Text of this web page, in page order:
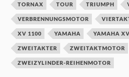
TORNAX TOUR TRIUMPH
VERBRENNUNGSMOTOR
XV 1100 YAMAHA YAMAHA
ZWEITAKTER ZWEITAKTMOTOR
ZWEIZYLINDER-REIHENMOTOR